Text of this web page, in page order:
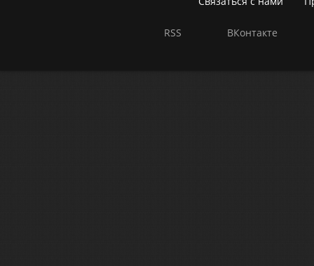
RSS ВКонтакте